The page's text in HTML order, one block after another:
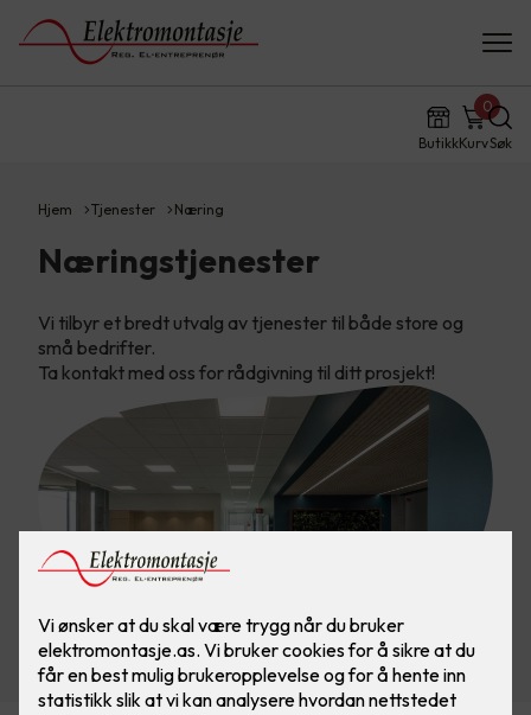
ButikkKurv
0
Søk
Hjem Tjenester Næring
Næringstjenester
Vi tilbyr et bredt utvalg av tjenester til både store og
små bedrifter.
Ta kontakt med oss for rådgivning til ditt prosjekt!